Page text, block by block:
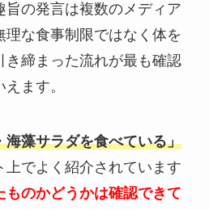
旨の発言は複数のメディア
理な食事制限ではなく体を
き締まった流れが最も確認
ます。
海藻サラダを食べている」
上でよく紹介されています
ものかどうかは確認できて